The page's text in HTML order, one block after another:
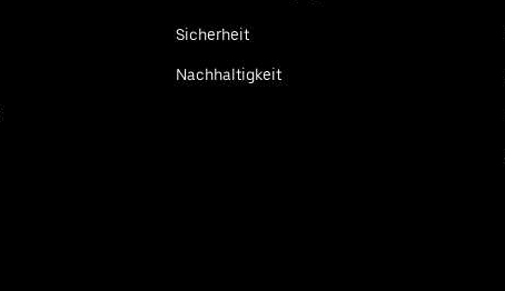
Sicherheit
Nachhaltigkeit